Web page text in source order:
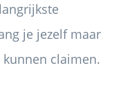
je jezelf maar
claimen.